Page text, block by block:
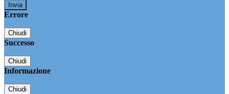
Errore
Chiudi
Successo
Chiudi
Informazione
Chiudi